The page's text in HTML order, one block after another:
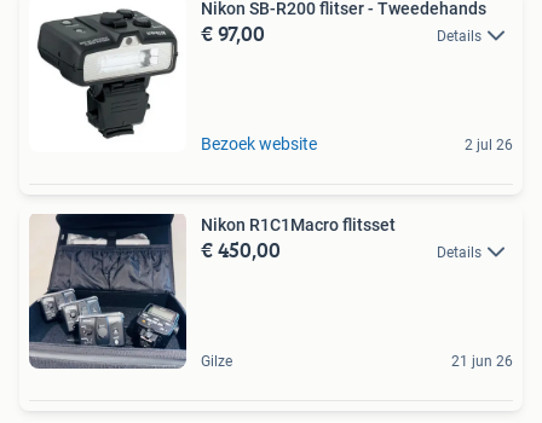
Nikon SB-R200 flitser - Tweedehands
€ 97,00 Details
Bezoek website 2 jul 26
Nikon R1C1Macro flitsset
€ 450,00 Details
Gilze 21 jun 26